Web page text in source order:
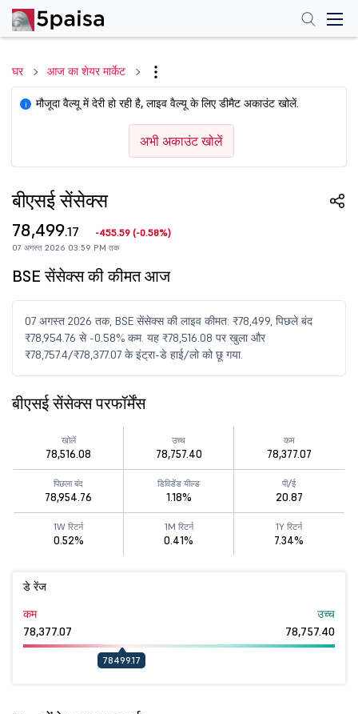
घर आज का शेयर मार्केट
i मौजूदा वैल्यू में देरी हो रही है, लाइव वैल्यू के लिए डीमैट अकाउंट खोलें.
अभी अकाउंट खोलें
बीएसई सेंसेक्स
78,499.17 -455.59 (-0.58%)
07 अगस्त 2026 03:59 PM तक
BSE सेंसेक्स की कीमत आज
07 अगस्त 2026 तक, BSE सेंसेक्स की लाइव कीमत: ₹78,499, पिछले बंद
₹78,954.76 से -0.58% कम. यह ₹78,516.08 पर खुला और
₹78,757.4/₹78,377.07 के इंट्रा-डे हाई/लो को छू गया.
बीएसई सेंसेक्स परफॉर्मेंस
खोलें
78,516.08
उच्च
78,757.40
कम
78,377.07
पिछला बंद
78,954.76
डिविडेंड यील्ड
1.18%
पी/ई
20.87
1W रिटर्न
0.52%
1M रिटर्न
0.41%
1Y रिटर्न
7.34%
डे रेंज
कम
78,377.07
78499.17
उच्च
78,757.40